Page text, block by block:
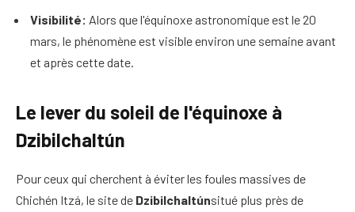
Visibilité: Alors que l'équinoxe astronomique est le 20
mars, le phénomène est visible environ une semaine avant
et après cette date.
Le lever du soleil de l'équinoxe à
Dzibilchaltún
Pour ceux qui cherchent à éviter les foules massives de
Chichén Itzá, le site de Dzibilchaltúnsitué plus près de